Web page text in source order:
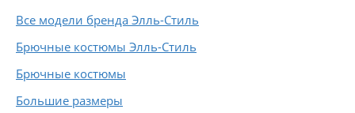
Все модели бренда Элль-Стиль
Брючные костюмы Элль-Стиль
Брючные костюмы
Большие размеры